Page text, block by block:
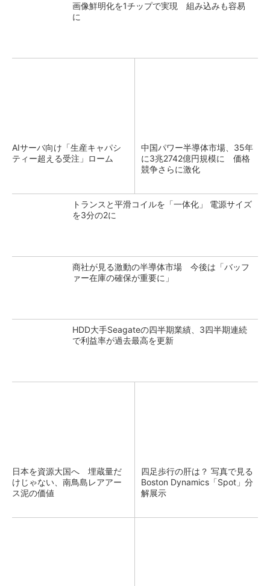
画像鮮明化を1チップで実現 組み込みも容易
に
AIサーバ向け「生産キャパシ
ティー超える受注」ローム
中国パワー半導体市場、35年
に3兆2742億円規模に 価格
競争さらに激化
トランスと平滑コイルを「一体化」 電源サイズ
を3分の2に
商社が見る激動の半導体市場 今後は「バッフ
ァー在庫の確保が重要に」
HDD大手Seagateの四半期業績、3四半期連続
で利益率が過去最高を更新
日本を資源大国へ 埋蔵量だ
けじゃない、南鳥島レアアー
ス泥の価値
四足歩行の肝は？ 写真で見る
Boston Dynamics「Spot」分
解展示